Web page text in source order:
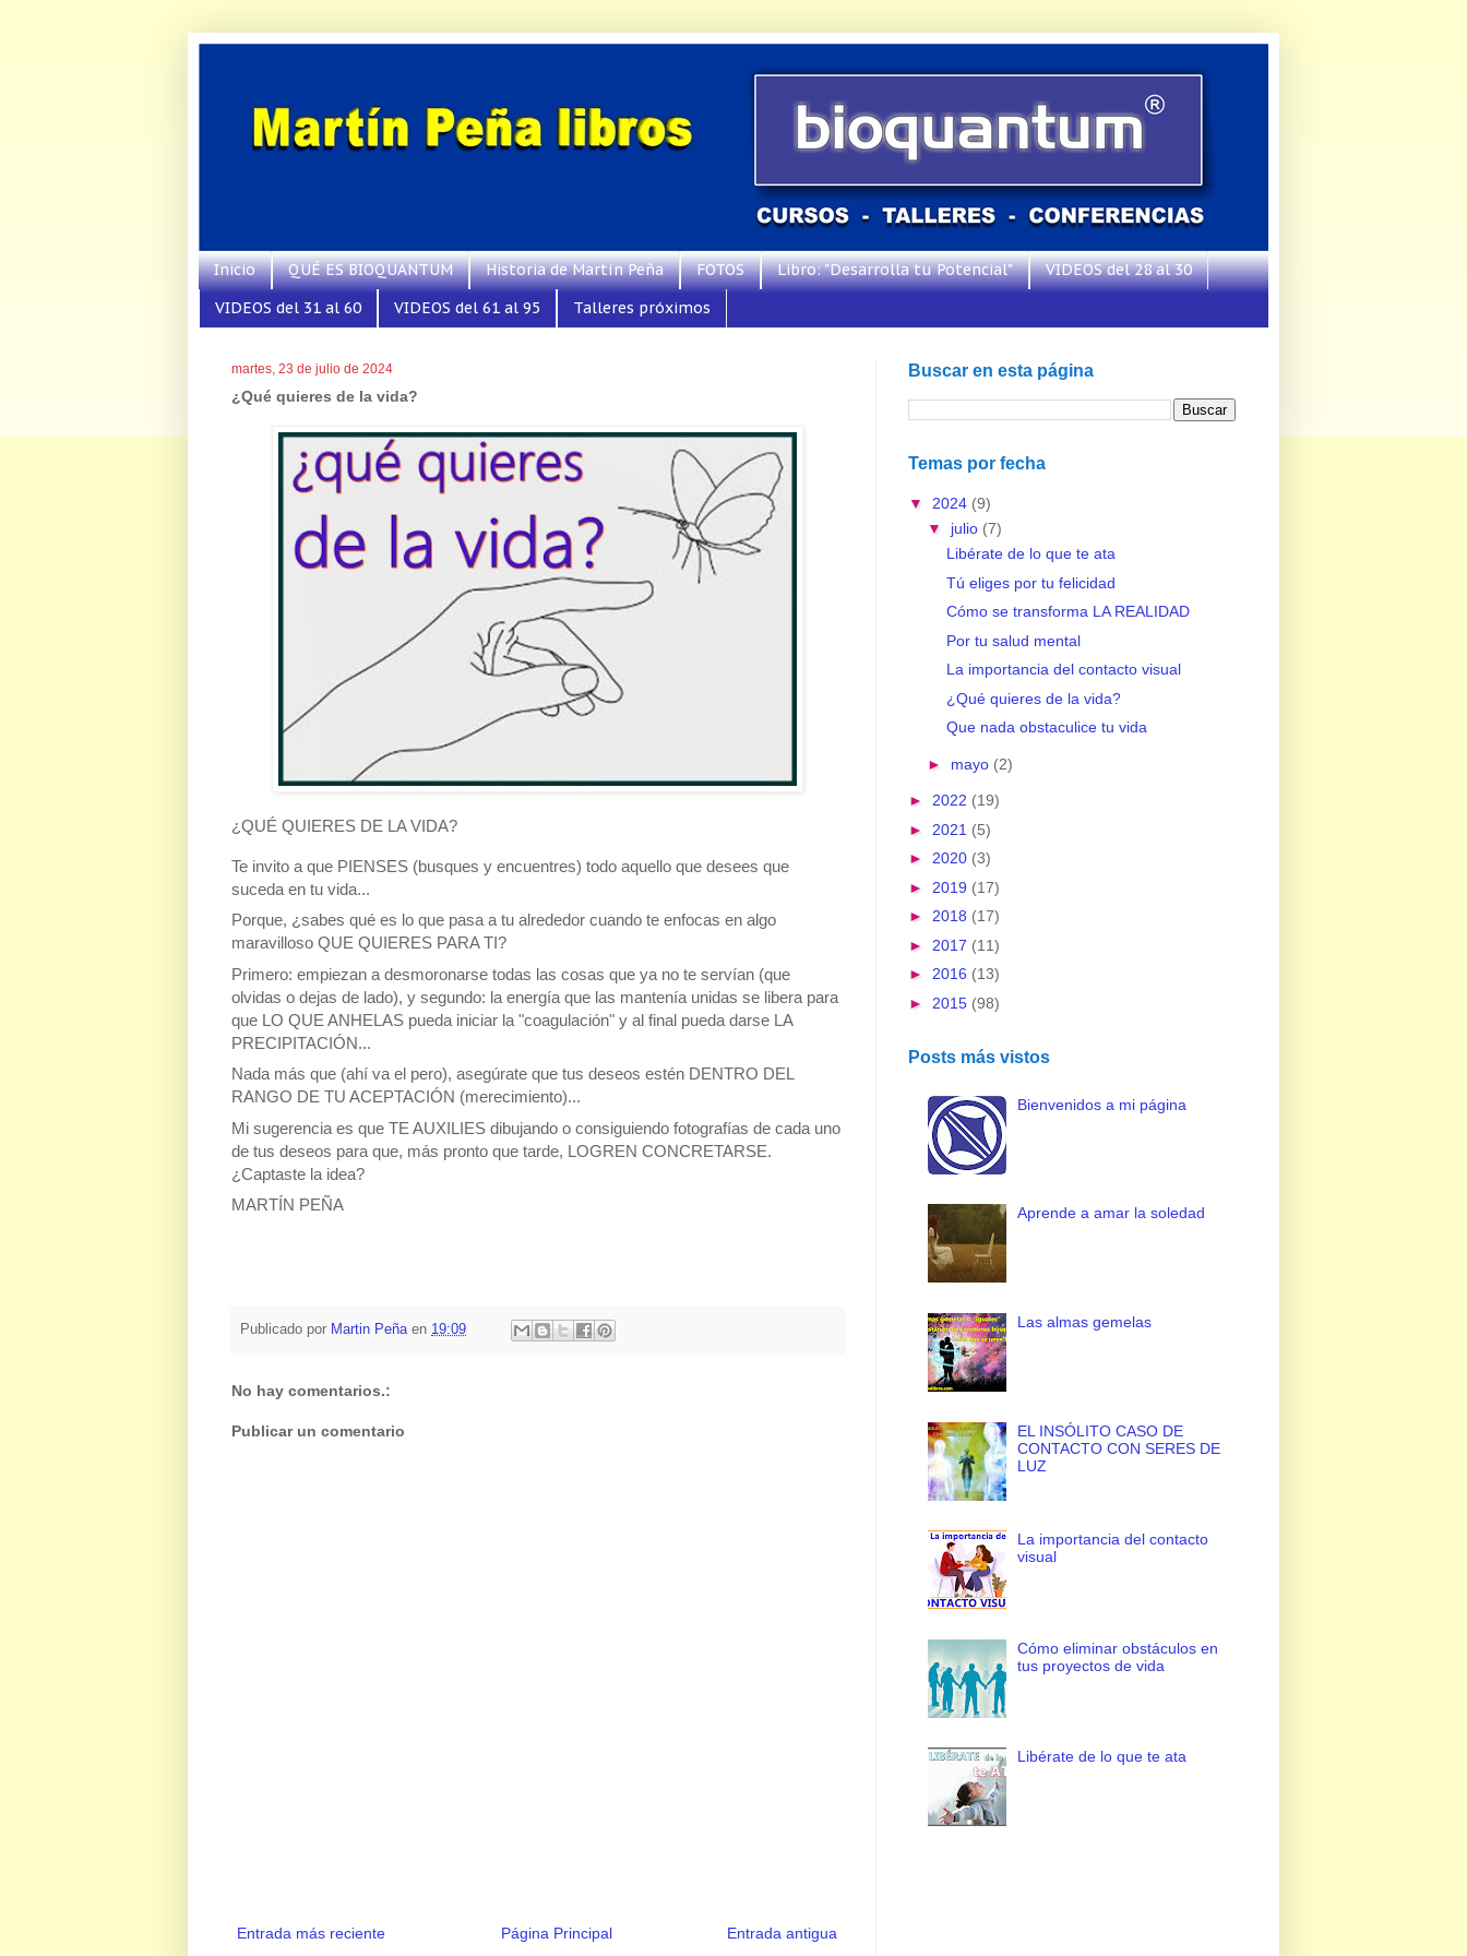
Inicio QUÉ ES BIOQUANTUM Historia de Martín Peña FOTOS Libro: "Desarrolla tu Potencial"
VIDEOS del 28 al 30
VIDEOS del 31 al 60
VIDEOS del 61 al 95 Talleres próximos
martes, 23 de julio de 2024
¿Qué quieres de la vida?
¿QUÉ QUIERES DE LA VIDA?
Te invito a que PIENSES (busques y encuentres) todo aquello que desees que
suceda en tu vida...
Porque, ¿sabes qué es lo que pasa a tu alrededor cuando te enfocas en algo
maravilloso QUE QUIERES PARA TI?
Primero: empiezan a desmoronarse todas las cosas que ya no te servían (que
olvidas o dejas de lado), y segundo: la energía que las mantenía unidas se libera para
que LO QUE ANHELAS pueda iniciar la "coagulación" y al final pueda darse LA
PRECIPITACIÓN...
Nada más que (ahí va el pero), asegúrate que tus deseos estén DENTRO DEL
RANGO DE TU ACEPTACIÓN (merecimiento)...
Mi sugerencia es que TE AUXILIES dibujando o consiguiendo fotografías de cada uno
de tus deseos para que, más pronto que tarde, LOGREN CONCRETARSE.
¿Captaste la idea?
MARTÍN PEÑA
Publicado por Martin Peña en 19:09
No hay comentarios.:
Publicar un comentario
Entrada más reciente Entrada antigua
Página Principal
Buscar en esta página
Temas por fecha
▼ 2024 (9)
▼ julio (7)
Libérate de lo que te ata
Tú eliges por tu felicidad
Cómo se transforma LA REALIDAD
Por tu salud mental
La importancia del contacto visual
¿Qué quieres de la vida?
Que nada obstaculice tu vida
► mayo (2)
► 2022 (19)
► 2021 (5)
► 2020 (3)
► 2019 (17)
► 2018 (17)
► 2017 (11)
► 2016 (13)
► 2015 (98)
Posts más vistos
Bienvenidos a mi página
Aprende a amar la soledad
Las almas gemelas
EL INSÓLITO CASO DE
CONTACTO CON SERES DE
LUZ
La importancia del contacto
visual
Cómo eliminar obstáculos en
tus proyectos de vida
Libérate de lo que te ata